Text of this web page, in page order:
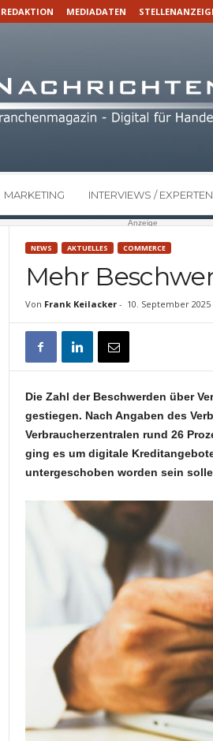
MEDIADATEN
MARKETING INTERVIEWS /
Anzeige
NEWS AKTUELLES COMMERCE
Mehr
Von Frank Keilacker- 10. September 2025
Die Zahl der Beschwerden über
gestiegen. Nach Angaben des
Verbraucherzentralen rund 26
ging es um digitale
untergeschoben worden sein